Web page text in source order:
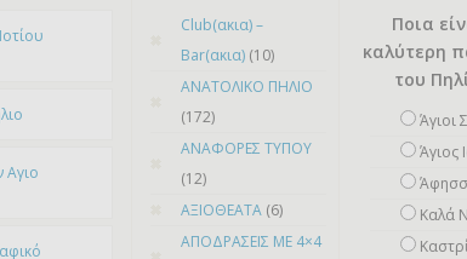
Αγιο
Club(ακια) –
Bar(ακια) (10)
ΑΝΑΤΟΛΙΚΟ ΠΗΛΙΟ
(172)
ΑΝΑΦΟΡΕΣ ΤΥΠΟΥ
(12)
ΑΞΙΟΘΕΑΤΑ (6)
ΑΠΟΔΡΑΣΕΙΣ ΜΕ 4×4
Ποια
καλύτερη
του
Άγιοι
Άγιος
Καλά